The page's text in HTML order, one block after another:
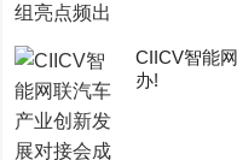
CIICV智能
办!